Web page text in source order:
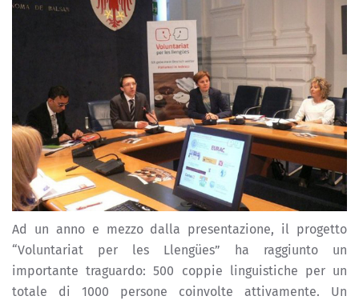
Ad un anno e mezzo dalla presentazione, il progetto
“Voluntariat per les Llengües” ha raggiunto un
importante traguardo: 500 coppie linguistiche per un
totale di 1000 persone coinvolte attivamente. Un